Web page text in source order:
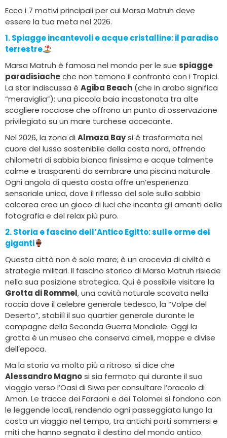
Ecco i 7 motivi principali per cui Marsa Matruh deve
essere la tua meta nel 2026.
1. Spiagge incantevoli e acque cristalline: il paradiso
terrestre
Marsa Matruh è famosa nel mondo per le sue spiagge
paradisiacheche non temono il confronto con i Tropici.
La star indiscussa è Agiba Beach (che in arabo significa
“meraviglia”): una piccola baia incastonata tra alte
scogliere rocciose che offrono un punto di osservazione
privilegiato su un mare turchese accecante.
Nel 2026, la zona di Almaza Baysi è trasformata nel
cuore del lusso sostenibile della costa nord, offrendo
chilometri di sabbia bianca finissima e acque talmente
calme e trasparenti da sembrare una piscina naturale.
Ogni angolo di questa costa offre un’esperienza
sensoriale unica, dove il riflesso del sole sulla sabbia
calcarea crea un gioco di luci che incanta gli amanti della
fotografia e del relax più puro.
2. Storia e fascino dell’Antico Egitto: sulle orme dei
giganti
Questa città non è solo mare; è un crocevia di civiltà e
strategie militari. Il fascino storico di Marsa Matruh risiede
nella sua posizione strategica. Qui è possibile visitare la
Grotta di Rommel, una cavità naturale scavata nella
roccia dove il celebre generale tedesco, la “Volpe del
Deserto”, stabilì il suo quartier generale durante le
campagne della Seconda Guerra Mondiale. Oggi la
grotta è un museo che conserva cimeli, mappe e divise
dell’epoca.
Ma la storia va molto più a ritroso: si dice che
Alessandro Magnosi sia fermato qui durante il suo
viaggio verso l’Oasi di Siwa per consultare l’oracolo di
Amon. Le tracce dei Faraoni e dei Tolomei si fondono con
le leggende locali, rendendo ogni passeggiata lungo la
costa un viaggio nel tempo, tra antichi porti sommersi e
miti che hanno segnato il destino del mondo antico.